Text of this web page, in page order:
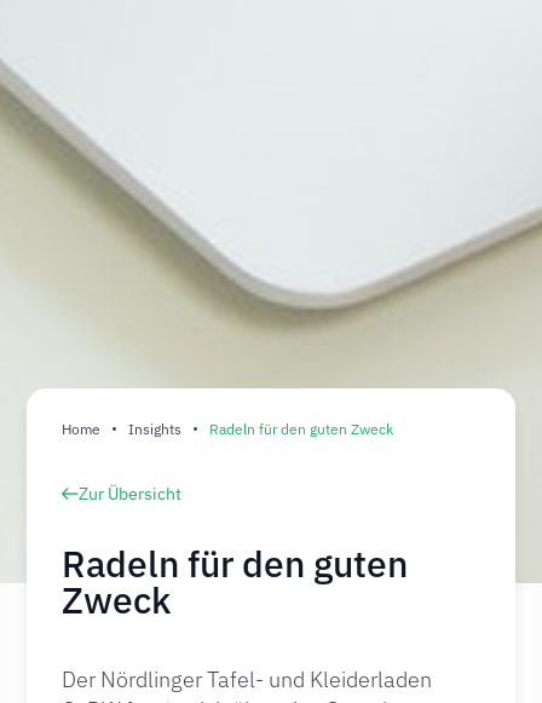
Home Insights Radeln für den guten Zweck
Zur Übersicht
Radeln für den guten
Zweck
Der Nördlinger Tafel- und Kleiderladen